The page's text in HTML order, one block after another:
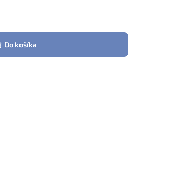
Do košíka